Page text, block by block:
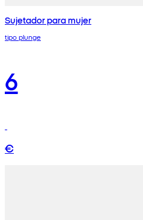
Sujetador para mujer
tipo plunge
6
€